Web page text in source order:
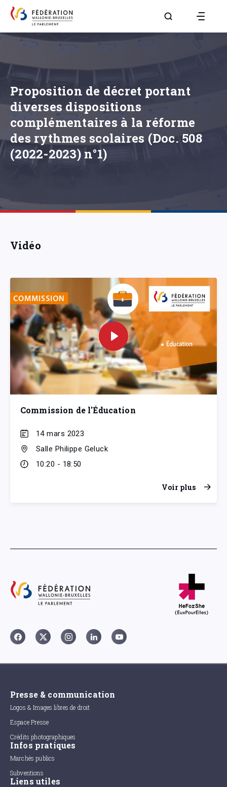
Aller à la page
Proposition de décret portant
diverses dispositions
complémentaires à la réforme
des rythmes scolaires (Doc. 508
(2022-2023) n°1)
Vidéo
Commission de l'Éducation
14 mars 2023
Salle Philippe Geluck
10:20 - 18:50
Voir plus
Presse & communication
Logos & Images libres de droit
Espace Presse
Crédits photographiques
Infos pratiques
Marchés publics
Subventions
Liens utiles